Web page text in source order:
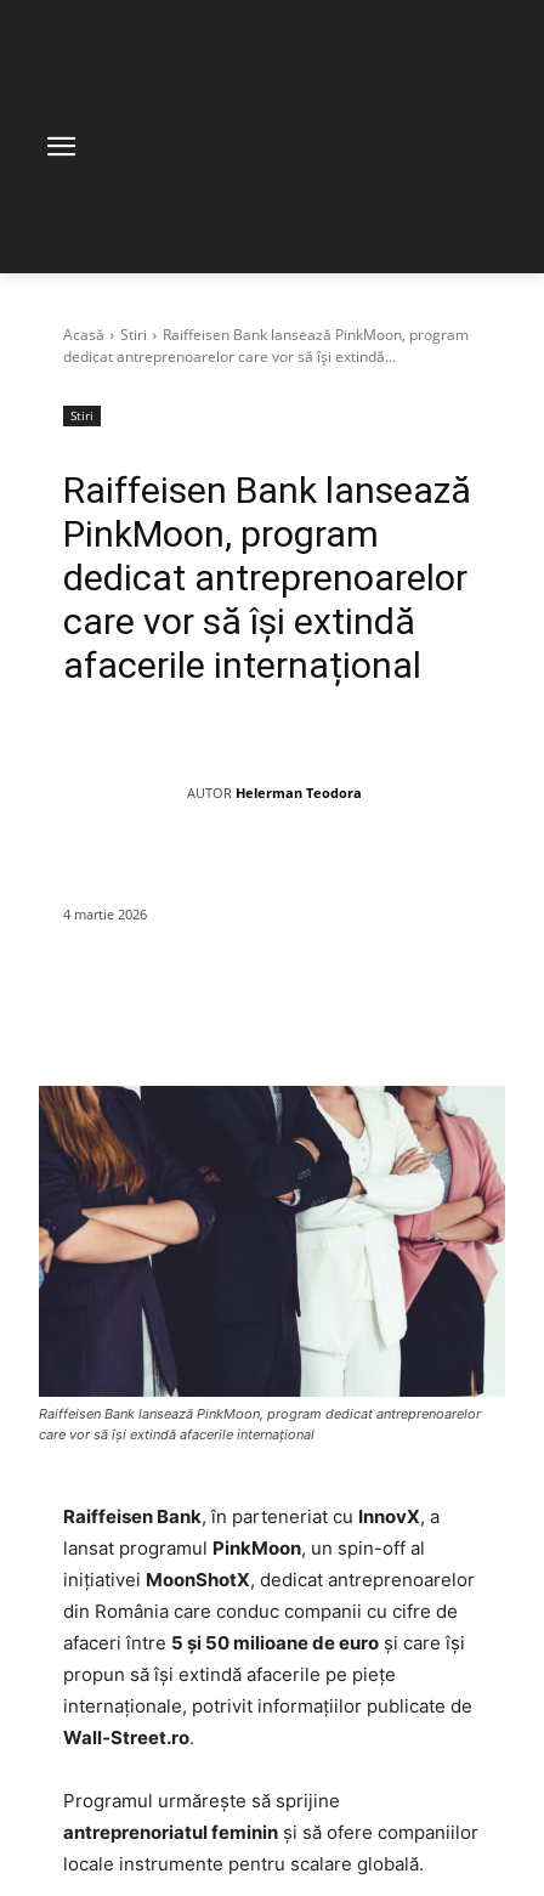
Acasă Stiri
Raiffeisen Bank lansează PinkMoon, program
dedicat antreprenoarelor care vor să își extindă...
Stiri
Raiffeisen Bank lansează
PinkMoon, program
dedicat antreprenoarelor
care vor să își extindă
afacerile internațional
AUTOR Helerman Teodora
4 martie 2026
Raiffeisen Bank lansează PinkMoon, program dedicat antreprenoarelor
care vor să își extindă afacerile internațional
Raiffeisen Bank, în parteneriat cu InnovX, a
lansat programul PinkMoon, un spin-off al
inițiativei MoonShotX, dedicat antreprenoarelor
din România care conduc companii cu cifre de
afaceri între 5 și 50 milioane de euro și care își
propun să își extindă afacerile pe piețe
internaționale, potrivit informațiilor publicate de
Wall-Street.ro.
Programul urmărește să sprijine
antreprenoriatul feminin și să ofere companiilor
locale instrumente pentru scalare globală.